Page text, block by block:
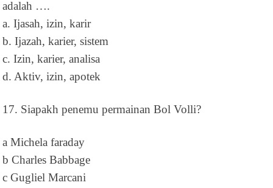
adalah ….
a. Ijasah, izin, karir
b. Ijazah, karier, sistem
c. Izin, karier, analisa
d. Aktiv, izin, apotek
17. Siapakh penemu permainan Bol Volli?
a Michela faraday
b Charles Babbage
c Gugliel Marcani